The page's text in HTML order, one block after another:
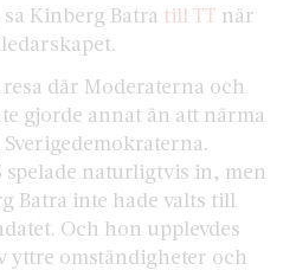
Kinberg Batra till TT när
där Moderaterna och
gjorde annat än att närma
naturligtvis in, men
Batra inte hade valts till
Och hon upplevdes
yttre omständigheter och